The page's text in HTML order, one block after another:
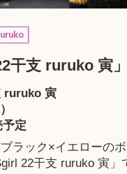
干支 ruruko 寅
ruruko 寅
予定
ラック×イエローの
22干支 ruruko 寅」